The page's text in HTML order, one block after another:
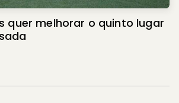
quer melhorar o quinto lugar